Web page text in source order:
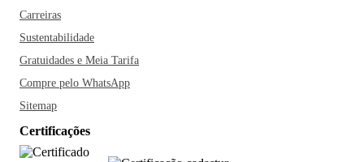
Carreiras
Sustentabilidade
Gratuidades e Meia Tarifa
Compre pelo WhatsApp
Sitemap
Certificações